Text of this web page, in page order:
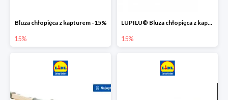
Bluza chłopięca z kapturem -15%
15%
LUPILU® Bluza chłopięca z kapturem
15%